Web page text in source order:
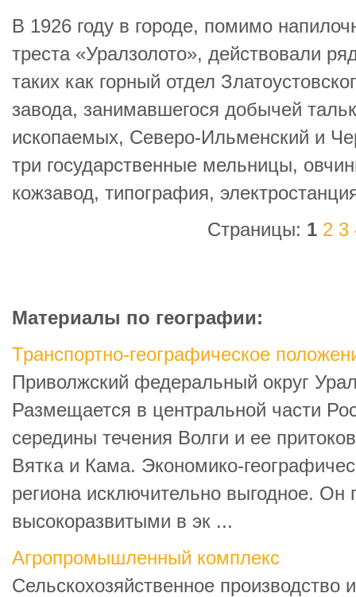
В 1926 году в городе, помимо
треста «Уралзолото», действовали
таких как горный отдел
завода, занимавшегося добычей
ископаемых, Северо-Ильменский и
три государственные мельницы,
кожзавод, типография,
Страницы: 1 2 3
Материалы по географии:
Транспортно-географическое
Приволжский федеральный округ
Размещается в центральной части
середины течения Волги и ее
Вятка и Кама. Экономико-
региона исключительно выгодное. Он
высокоразвитыми в эк ...
Агропромышленный комплекс
Сельскохозяйственное производство